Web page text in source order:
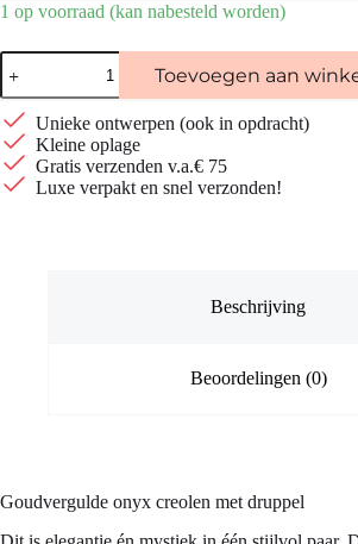
1 op voorraad (kan nabesteld worden)
Goud
vergulde
creolen
met
onyx
druppel
–
Toevoegen aan
Unieke ontwerpen (ook in opdracht)
Kleine oplage
Gratis verzenden v.a.€ 75
Luxe verpakt en snel verzonden!
Beschrijving
Beoordelingen (0)
Goudvergulde onyx creolen met druppel